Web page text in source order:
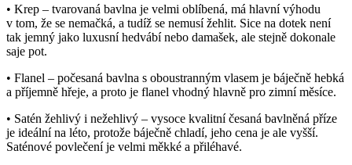
• Krep – tvarovaná bavlna je velmi oblíbená, má hlavní výhodu
v tom, že se nemačká, a tudíž se nemusí žehlit. Sice na dotek není
tak jemný jako luxusní hedvábí nebo damašek, ale stejně dokonale
saje pot.
• Flanel – počesaná bavlna s oboustranným vlasem je báječně hebká
a příjemně hřeje, a proto je flanel vhodný hlavně pro zimní měsíce.
• Satén žehlivý i nežehlivý – vysoce kvalitní česaná bavlněná příze
je ideální na léto, protože báječně chladí, jeho cena je ale vyšší.
Saténové povlečení je velmi měkké a přiléhavé.